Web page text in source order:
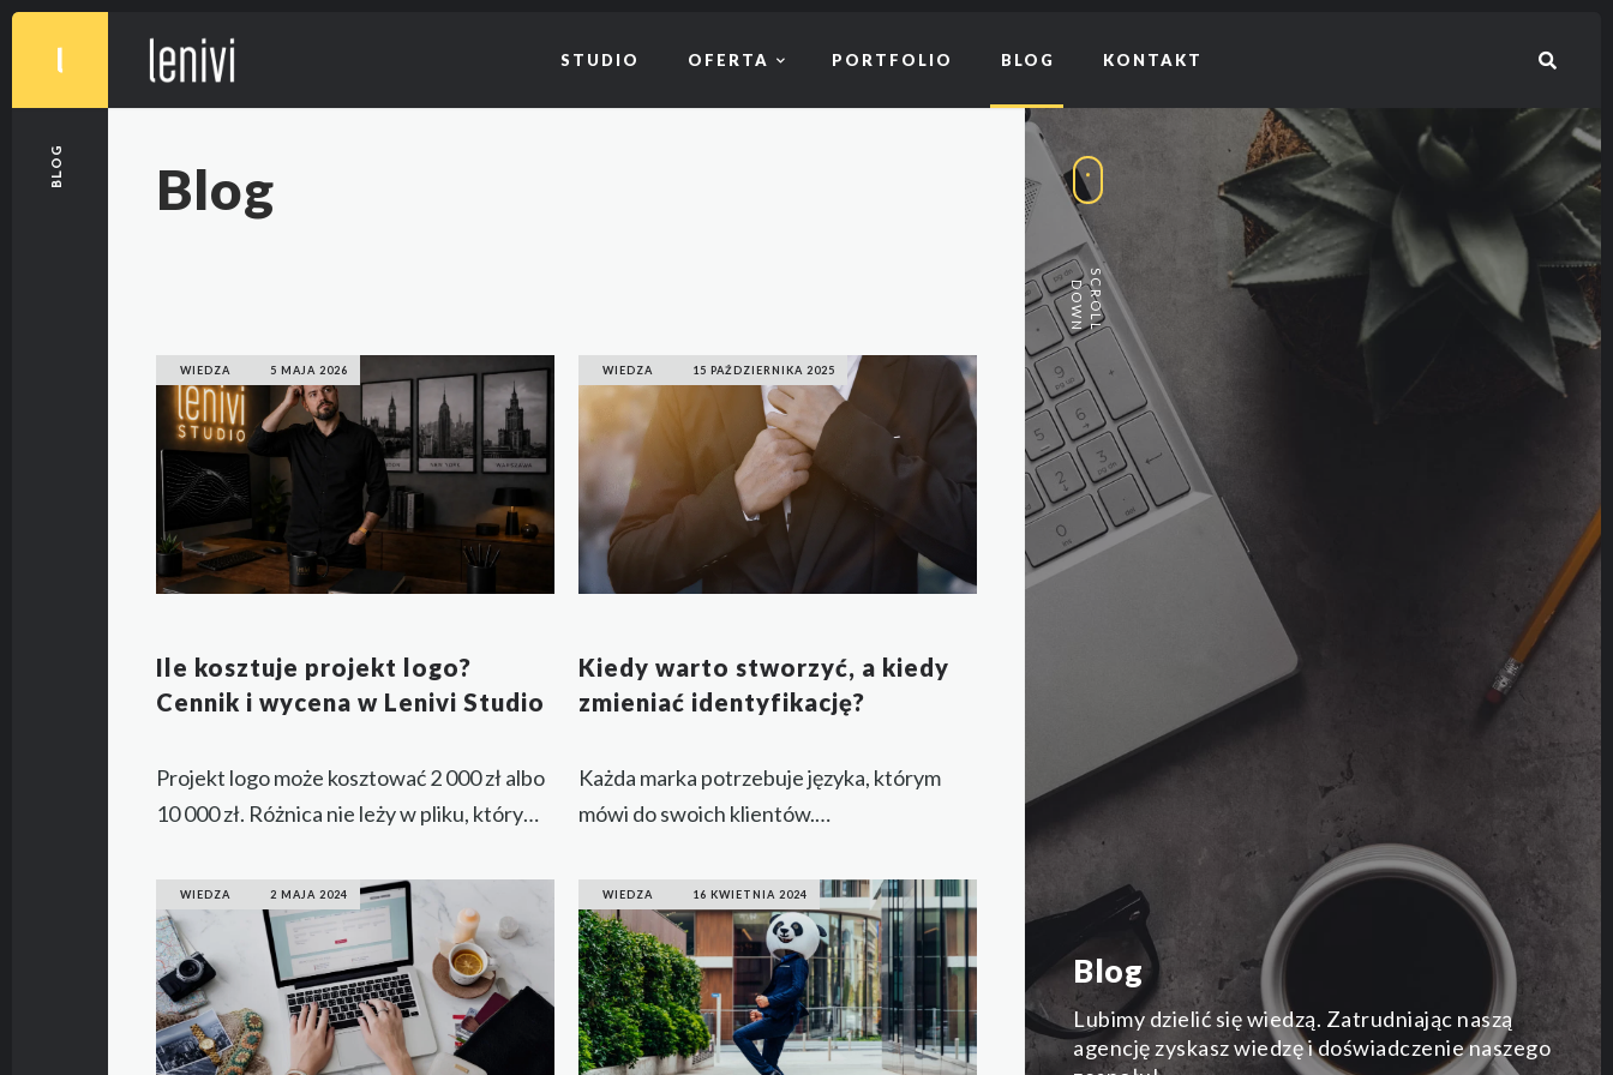
STUDIO OFERTA PORTFOLIO BLOG KONTAKT
BLOG Blog
WIEDZA 5 MAJA 2026
Ile kosztuje projekt logo?
Cennik i wycena w Lenivi Studio
Projekt logo może kosztować 2 000 zł albo
10 000 zł. Różnica nie leży w pliku, który
za projektem: analizie, doświadczeniu,
autorskim podejściu i odpowiedzialności za
znak.
WIEDZA 15 PAŹDZIERNIKA 2025
Kiedy warto stworzyć, a kiedy
zmieniać identyfikację?
Każda marka potrzebuje języka, którym
mówi do swoich klientów.
identyfikację wizualną od zera, a kiedy
przeprowadzić rebranding, który nada
Twojej firmie nową energię.
WIEDZA 2 MAJA 2024 WIEDZA 16 KWIETNIA 2024
Blog
Lubimy dzielić się wiedzą. Zatrudniając naszą
agencję zyskasz wiedzę i doświadczenie naszego